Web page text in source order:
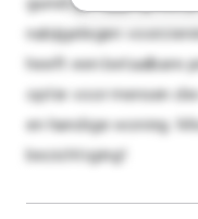
nabijgelegen
heeft een betaalbare
optie voor mensen
en handige woning.
bezichtiging!